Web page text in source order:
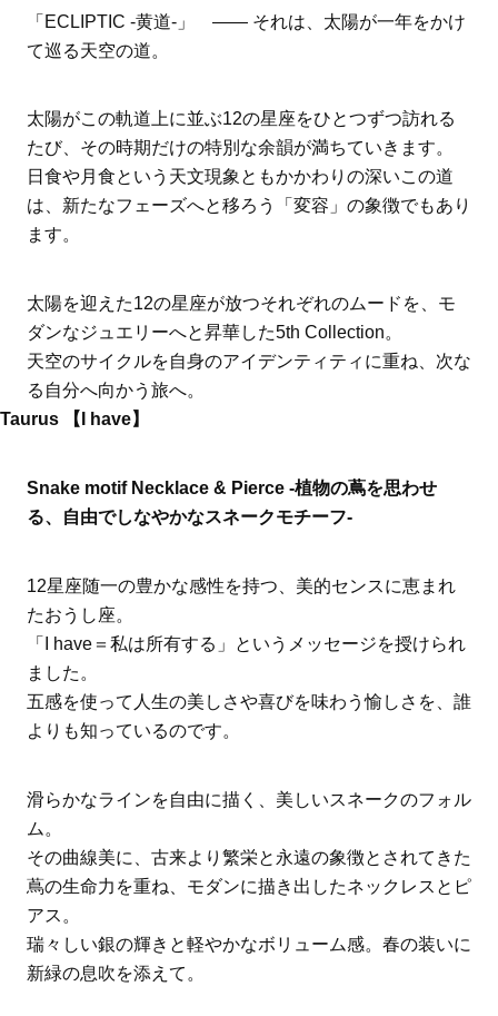
「ECLIPTIC -黄道-」 ―― それは、太陽が一年をかけ
て巡る天空の道。
太陽がこの軌道上に並ぶ12の星座をひとつずつ訪れる
たび、その時期だけの特別な余韻が満ちていきます。
日食や月食という天文現象ともかかわりの深いこの道
は、新たなフェーズへと移ろう「変容」の象徴でもあり
ます。
太陽を迎えた12の星座が放つそれぞれのムードを、モ
ダンなジュエリーへと昇華した5th Collection。
天空のサイクルを自身のアイデンティティに重ね、次な
る自分へ向かう旅へ。
Taurus 【I have】
Snake motif Necklace & Pierce -植物の蔦を思わせ
る、自由でしなやかなスネークモチーフ-
12星座随一の豊かな感性を持つ、美的センスに恵まれ
たおうし座。
「I have＝私は所有する」というメッセージを授けられ
ました。
五感を使って人生の美しさや喜びを味わう愉しさを、誰
よりも知っているのです。
滑らかなラインを自由に描く、美しいスネークのフォル
ム。
その曲線美に、古来より繁栄と永遠の象徴とされてきた
蔦の生命力を重ね、モダンに描き出したネックレスとピ
アス。
瑞々しい銀の輝きと軽やかなボリューム感。春の装いに
新緑の息吹を添えて。